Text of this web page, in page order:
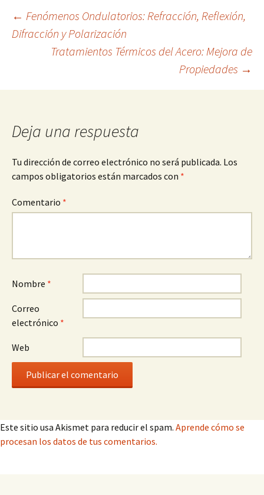
Navegación
entradas
← Fenómenos Ondulatorios: Refracción, Reflexión,
Difracción y Polarización
Tratamientos Térmicos del Acero: Mejora de
Propiedades →
Deja una respuesta
Tu dirección de correo electrónico no será publicada. Los
campos obligatorios están marcados con *
Comentario *
Nombre *
Correo
electrónico *
Web
Este sitio usa Akismet para reducir el spam. Aprende cómo se
procesan los datos de tus comentarios.